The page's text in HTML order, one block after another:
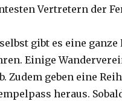
Vertretern der
gibt es eine
Einige
Zudem geben eine
heraus.